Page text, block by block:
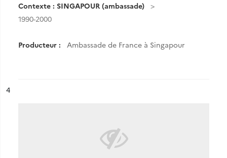
Contexte : SINGAPOUR (ambassade)
1990-2000
Producteur : Ambassade de France à Singapour
n°
4